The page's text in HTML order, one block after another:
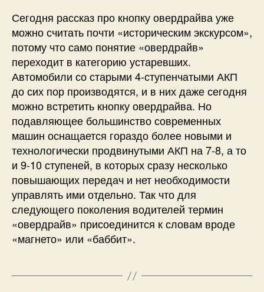
Сегодня рассказ про кнопку овердрайва уже
можно считать почти «историческим экскурсом»,
потому что само понятие «овердрайв»
переходит в категорию устаревших.
Автомобили со старыми 4-ступенчатыми АКП
до сих пор производятся, и в них даже сегодня
можно встретить кнопку овердрайва. Но
подавляющее большинство современных
машин оснащается гораздо более новыми и
технологически продвинутыми АКП на 7-8, а то
и 9-10 ступеней, в которых сразу несколько
повышающих передач и нет необходимости
управлять ими отдельно. Так что для
следующего поколения водителей термин
«овердрайв» присоединится к словам вроде
«магнето» или «баббит».